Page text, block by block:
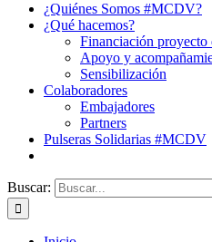
¿Quiénes Somos #MCDV?
¿Qué hacemos?
Financiación proyecto
Apoyo y
Sensibilización
Colaboradores
Embajadores
Partners
Pulseras Solidarias #MCDV
Buscar: